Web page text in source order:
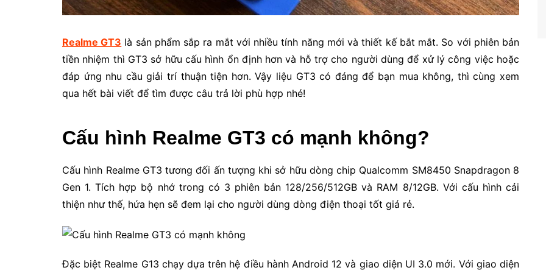
Realme GT3 là sản phẩm sắp ra mắt với nhiều tính năng mới và thiết kế bắt mắt. So với phiên bản
tiền nhiệm thì GT3 sở hữu cấu hình ổn định hơn và hỗ trợ cho người dùng để xử lý công việc hoặc
đáp ứng nhu cầu giải trí thuận tiện hơn. Vậy liệu GT3 có đáng để bạn mua không, thì cùng xem
qua hết bài viết để tìm được câu trả lời phù hợp nhé!
Cấu hình Realme GT3 có mạnh không?
Cấu hình Realme GT3 tương đối ấn tượng khi sở hữu dòng chip Qualcomm SM8450 Snapdragon 8
Gen 1. Tích hợp bộ nhớ trong có 3 phiên bản 128/256/512GB và RAM 8/12GB. Với cấu hình cải
thiện như thế, hứa hẹn sẽ đem lại cho người dùng dòng điện thoại tốt giá rẻ.
Đặc biệt Realme G13 chạy dựa trên hệ điều hành Android 12 và giao diện UI 3.0 mới. Với giao diện